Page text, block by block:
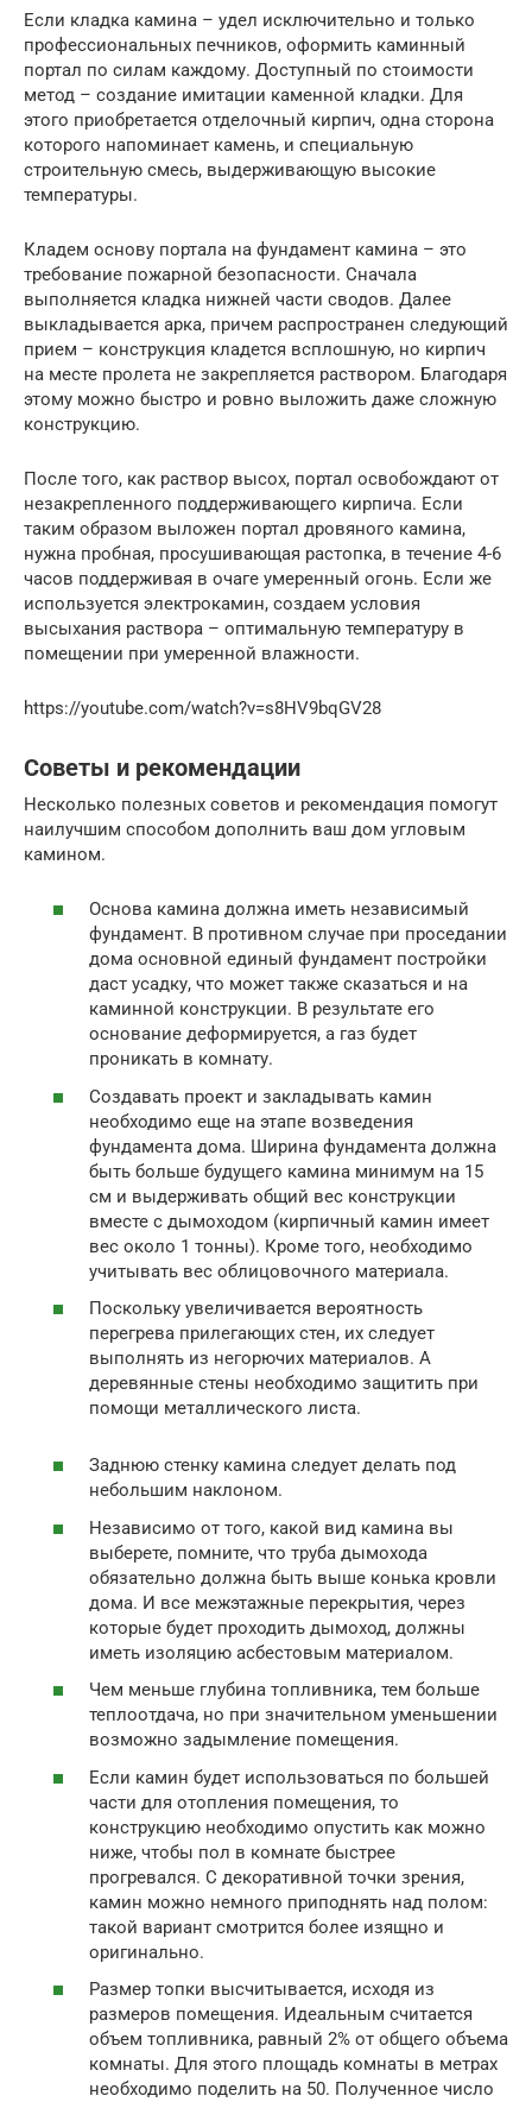
Если кладка камина – удел исключительно и только
профессиональных печников, оформить каминный
портал по силам каждому. Доступный по стоимости
метод – создание имитации каменной кладки. Для
этого приобретается отделочный кирпич, одна сторона
которого напоминает камень, и специальную
строительную смесь, выдерживающую высокие
температуры.
Кладем основу портала на фундамент камина – это
требование пожарной безопасности. Сначала
выполняется кладка нижней части сводов. Далее
выкладывается арка, причем распространен следующий
прием – конструкция кладется всплошную, но кирпич
на месте пролета не закрепляется раствором. Благодаря
этому можно быстро и ровно выложить даже сложную
конструкцию.
После того, как раствор высох, портал освобождают от
незакрепленного поддерживающего кирпича. Если
таким образом выложен портал дровяного камина,
нужна пробная, просушивающая растопка, в течение 4-6
часов поддерживая в очаге умеренный огонь. Если же
используется электрокамин, создаем условия
высыхания раствора – оптимальную температуру в
помещении при умеренной влажности.
https://youtube.com/watch?v=s8HV9bqGV28
Советы и рекомендации
Несколько полезных советов и рекомендация помогут
наилучшим способом дополнить ваш дом угловым
камином.
Основа камина должна иметь независимый
фундамент. В противном случае при проседании
дома основной единый фундамент постройки
даст усадку, что может также сказаться и на
каминной конструкции. В результате его
основание деформируется, а газ будет
проникать в комнату.
Создавать проект и закладывать камин
необходимо еще на этапе возведения
фундамента дома. Ширина фундамента должна
быть больше будущего камина минимум на 15
см и выдерживать общий вес конструкции
вместе с дымоходом (кирпичный камин имеет
вес около 1 тонны). Кроме того, необходимо
учитывать вес облицовочного материала.
Поскольку увеличивается вероятность
перегрева прилегающих стен, их следует
выполнять из негорючих материалов. А
деревянные стены необходимо защитить при
помощи металлического листа.
Заднюю стенку камина следует делать под
небольшим наклоном.
Независимо от того, какой вид камина вы
выберете, помните, что труба дымохода
обязательно должна быть выше конька кровли
дома. И все межэтажные перекрытия, через
которые будет проходить дымоход, должны
иметь изоляцию асбестовым материалом.
Чем меньше глубина топливника, тем больше
теплоотдача, но при значительном уменьшении
возможно задымление помещения.
Если камин будет использоваться по большей
части для отопления помещения, то
конструкцию необходимо опустить как можно
ниже, чтобы пол в комнате быстрее
прогревался. С декоративной точки зрения,
камин можно немного приподнять над полом:
такой вариант смотрится более изящно и
оригинально.
Размер топки высчитывается, исходя из
размеров помещения. Идеальным считается
объем топливника, равный 2% от общего объема
комнаты. Для этого площадь комнаты в метрах
необходимо поделить на 50. Полученное число